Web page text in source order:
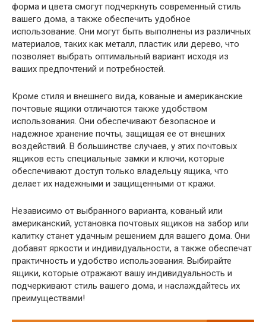
форма и цвета смогут подчеркнуть современный стиль
вашего дома, а также обеспечить удобное
использование. Они могут быть выполнены из различных
материалов, таких как металл, пластик или дерево, что
позволяет выбрать оптимальный вариант исходя из
ваших предпочтений и потребностей.
Кроме стиля и внешнего вида, кованые и американские
почтовые ящики отличаются также удобством
использования. Они обеспечивают безопасное и
надежное хранение почты, защищая ее от внешних
воздействий. В большинстве случаев, у этих почтовых
ящиков есть специальные замки и ключи, которые
обеспечивают доступ только владельцу ящика, что
делает их надежными и защищенными от кражи.
Независимо от выбранного варианта, кованый или
американский, установка почтовых ящиков на забор или
калитку станет удачным решением для вашего дома. Они
добавят яркости и индивидуальности, а также обеспечат
практичность и удобство использования. Выбирайте
ящики, которые отражают вашу индивидуальность и
подчеркивают стиль вашего дома, и наслаждайтесь их
преимуществами!